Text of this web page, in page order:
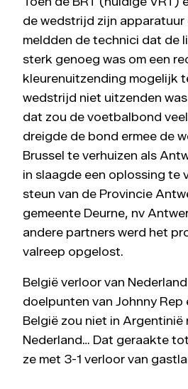
de wedstrijd zijn
meldden de technici dat de
sterk genoeg was om een
kleurenuitzending mogelijk
wedstrijd niet uitzenden
dat zou de voetbalbond
dreigde de bond ermee de
Brussel te verhuizen als
in slaagde een oplossing te
steun van de Provincie
gemeente Deurne, nv
andere partners werd het
valreep opgelost.
België verloor van
doelpunten van Johnny Rep
België zou niet in Argentinië
Nederland… Dat geraakte
ze met 3-1 verloor van